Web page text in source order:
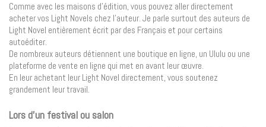
Comme avec les maisons d’édition, vous pouvez aller directement
acheter vos Light Novels chez l’auteur. Je parle surtout des auteurs de
Light Novel entièrement écrit par des Français et pour certains
autoéditer.
De nombreux auteurs détiennent une boutique en ligne, un Ululu ou une
plateforme de vente en ligne qui met en avant leur œuvre.
En leur achetant leur Light Novel directement, vous soutenez
grandement leur travail.
Lors d’un festival ou salon